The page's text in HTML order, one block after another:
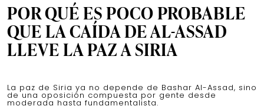
POR QUÉ ES POCO PROBABLE
QUE LA CAÍDA DE AL-ASSAD
LLEVE LA PAZ A SIRIA
La paz de Siria ya no depende de Bashar Al-Assad, sino
de una oposición compuesta por gente desde
moderada hasta fundamentalista.